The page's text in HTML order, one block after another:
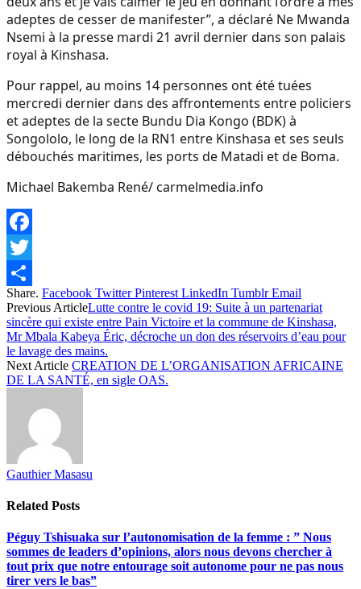
adeptes de cesser de manifester”, a déclaré Ne Mwanda
Nsemi à la presse mardi 21 avril dernier dans son palais
royal à Kinshasa.
Pour rappel, au moins 14 personnes ont été tuées
mercredi dernier dans des affrontements entre policiers
et adeptes de la secte Bundu Dia Kongo (BDK) à
Songololo, le long de la RN1 entre Kinshasa et ses seuls
débouchés maritimes, les ports de Matadi et de Boma.
Michael Bakemba René/ carmelmedia.info
Facebook
Twitter
Share
Share. Facebook Twitter Pinterest LinkedIn Tumblr Email
Previous ArticleLutte contre le covid 19: Suite à un partenariat
sincère qui existe entre Pain Victoire et la commune de Kinshasa,
Mr Mbala Kabeya Éric, décroche un don des réservoirs d’eau pour
le lavage des mains.
Next Article CREATION DE L’ORGANISATION AFRICAINE
DE LA SANTÉ, en sigle OAS.
Gauthier Masasu
Related Posts
Péguy Tshisuaka sur l’autonomisation de la femme : ” Nous
sommes de leaders d’opinions, alors nous devons chercher à
tout prix que notre entourage soit autonome pour ne pas nous
tirer vers le bas”